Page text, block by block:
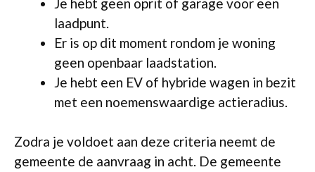
laadpunt.
Er is op dit moment rondom je woning
geen openbaar laadstation.
Je hebt een EV of hybride wagen in bezit
met een noemenswaardige actieradius.
Zodra je voldoet aan deze criteria neemt de
gemeente de aanvraag in acht. De gemeente